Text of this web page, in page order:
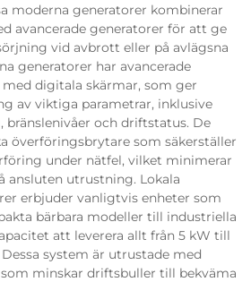
moderna generatorer kombinerar
avancerade generatorer för att ge
vid avbrott eller på avlägsna
generatorer har avancerade
digitala skärmar, som ger
av viktiga parametrar, inklusive
bränslenivåer och driftstatus. De
överföringsbrytare som säkerställer
under nätfel, vilket minimerar
ansluten utrustning. Lokala
erbjuder vanligtvis enheter som
bärbara modeller till industriella
att leverera allt från 5 kW till
system är utrustade med
minskar driftsbuller till bekväma